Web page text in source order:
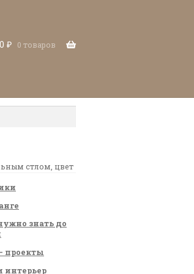
0 ₽ 0 товаров
стлом, цвет
знать до
проекты
интерьер